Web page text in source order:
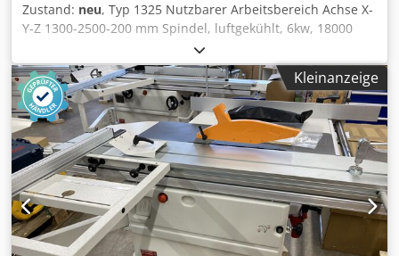
Zustand: neu, Typ 1325 Nutzbarer Arbeitsbereich Achse X-
Y-Z 1300-2500-200 mm Spindel, luftgekühlt, 6kw, 18000
U/min. Motor Hybrid-Servo Antriebssystem LAAK
Arbeitstisch Vakuumplatte Vakuumpumpe 7,5 kW
Höchstgeschwindigkeit 25.000 mm/min (x y) 10.000
mm/min ( Z ) Arbeitsgeschwindigkeit 10-15M/MIN Leistung
380V/50HZ Kode G Transport Abmessungen
3200x2100x1800mm Gewicht 1600 kg Preis 9600 Eur (EXW
Jonava, Litauen) Cedpfeq Tn I Nox Alcjrf
Kleinanzeige